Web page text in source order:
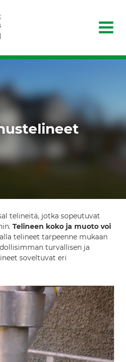
telineitä, jotka sopeutuvat
Telineen koko ja muoto voi
telineet tarpeenne mukaan
turvallisen ja
soveltuvat eri